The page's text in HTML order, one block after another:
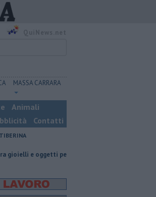
MASSA CARRARA
Animali
Contatti
personalizzati